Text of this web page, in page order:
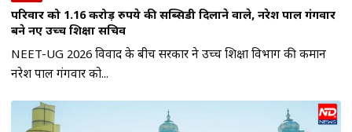
परिवार को 1.16 करोड़ रुपये की सब्सिडी दिलाने वाले, नरेश पाल गंगवार
बने नए उच्च शिक्षा सचिव
NEET-UG 2026 विवाद के बीच सरकार ने उच्च शिक्षा विभाग की कमान
नरेश पाल गंगवार को...